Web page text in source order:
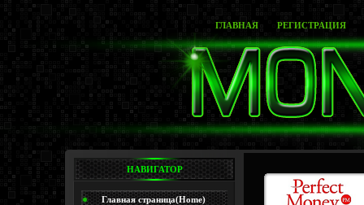
ГЛАВНАЯ РЕГИСТРАЦИЯ
НАВИГАТОР
Главная страница(Home)